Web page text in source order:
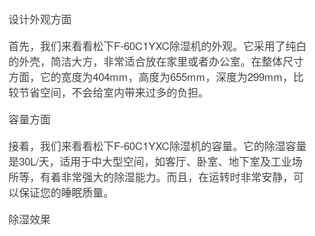
设计外观方面
首先，我们来看看松下F-60C1YXC除湿机的外观。它采用了纯白
的外壳，简洁大方，非常适合放在家里或者办公室。在整体尺寸
方面，它的宽度为404mm，高度为655mm，深度为299mm，比
较节省空间，不会给室内带来过多的负担。
容量方面
接着，我们来看看松下F-60C1YXC除湿机的容量。它的除湿容量
是30L/天，适用于中大型空间，如客厅、卧室、地下室及工业场
所等，有着非常强大的除湿能力。而且，在运转时非常安静，可
以保证您的睡眠质量。
除湿效果